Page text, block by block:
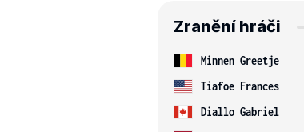
Zranění hráči
Minnen Greetje
Tiafoe Frances
Diallo Gabriel